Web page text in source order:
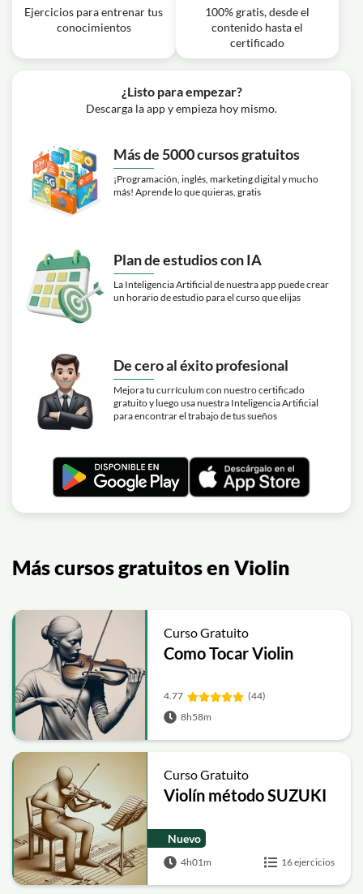
Ejercicios para entrenar tus
conocimientos
100% gratis, desde el
contenido hasta el
certificado
¿Listo para empezar?
Descarga la app y empieza hoy mismo.
Más de 5000 cursos gratuitos
¡Programación, inglés, marketing digital y mucho
más! Aprende lo que quieras, gratis
Plan de estudios con IA
La Inteligencia Artificial de nuestra app puede crear
un horario de estudio para el curso que elijas
De cero al éxito profesional
Mejora tu currículum con nuestro certificado
gratuito y luego usa nuestra Inteligencia Artificial
para encontrar el trabajo de tus sueños
Más cursos gratuitos en Violin
Curso Gratuito
Como Tocar Violin
4.77
(44)
8h58m
Curso Gratuito
Violín método SUZUKI
Nuevo
4h01m 16 ejercicios